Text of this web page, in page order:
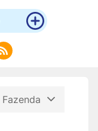
Fazenda